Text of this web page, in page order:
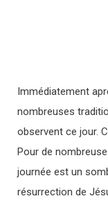
Immédiatement
nombreuses
observent ce jour.
Pour de
journée est un
résurrection de